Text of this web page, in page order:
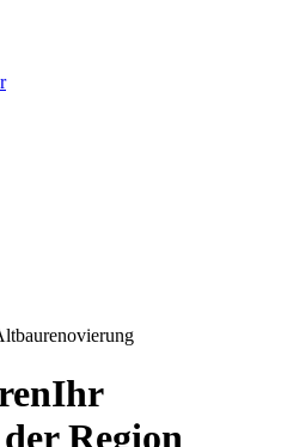
Ihr
Region